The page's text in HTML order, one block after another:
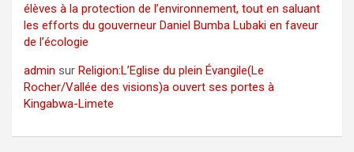
élèves à la protection de l’environnement, tout en saluant
les efforts du gouverneur Daniel Bumba Lubaki en faveur
de l’écologie
admin sur Religion:L’Eglise du plein Évangile(Le
Rocher/Vallée des visions)a ouvert ses portes à
Kingabwa-Limete